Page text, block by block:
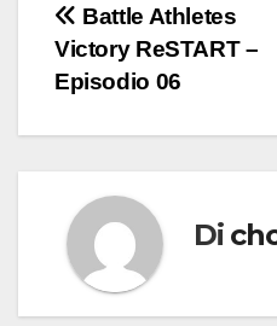
Navigazione
articoli
Battle Athletes
Victory ReSTART –
Episodio 06
Di